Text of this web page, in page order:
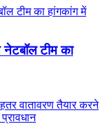
नेटबॉल टीम का